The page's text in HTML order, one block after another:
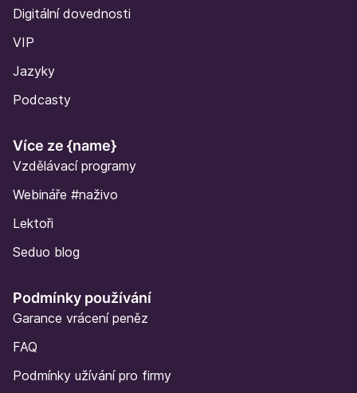
Digitální dovednosti
VIP
Jazyky
Podcasty
Více ze {name}
Vzdělávací programy
Webináře #naživo
Lektoři
Seduo blog
Podmínky používání
Garance vrácení peněz
FAQ
Podmínky užívání pro firmy